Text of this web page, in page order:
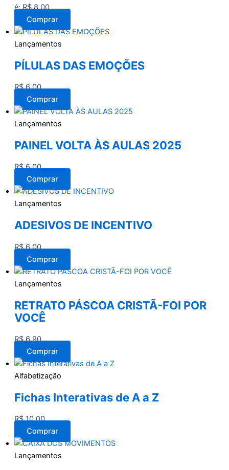
é: R$ 8,00.
Comprar
Lançamentos
PÍLULAS DAS EMOÇÕES
R$6,00
Comprar
Lançamentos
PAINEL VOLTA ÀS AULAS 2025
R$6,00
Comprar
Lançamentos
ADESIVOS DE INCENTIVO
R$6,00
Comprar
Lançamentos
RETRATO PÁSCOA CRISTÃ-FOI POR
VOCÊ
R$6,90
Comprar
Alfabetização
Fichas Interativas de A a Z
R$10,00
Comprar
Lançamentos